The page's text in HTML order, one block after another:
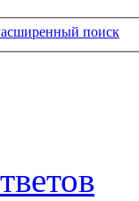
поиск